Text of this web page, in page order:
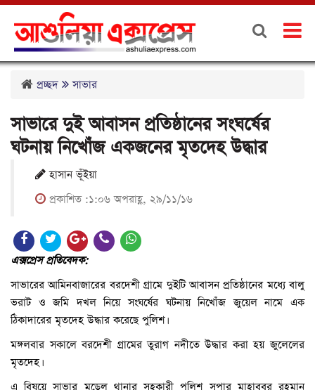
প্রচ্ছদ সাভার
সাভারে দুই আবাসন প্রতিষ্ঠানের সংঘর্ষের
ঘটনায় নিখোঁজ একজনের মৃতদেহ উদ্ধার
হাসান ভূঁইয়া
প্রকাশিত :১:০৬ অপরাহ্ণ, ২৯/১১/১৬
এক্সপ্রেস প্রতিবেদক:
সাভারের আমিনবাজারের বরদেশী গ্রামে দুইটি আবাসন প্রতিষ্ঠানের মধ্যে বালু
ভরাট ও জমি দখল নিয়ে সংঘর্ষের ঘটনায় নিখোঁজ জুয়েল নামে এক
ঠিকাদারের মৃতদেহ উদ্ধার করেছে পুলিশ।
মঙ্গলবার সকালে বরদেশী গ্রামের তুরাগ নদীতে উদ্ধার করা হয় জুলেলের
মৃতদেহ।
এ বিষয়ে সাভার মডেল থানার সহকারী পুলিশ সুপার মাহাবুবুর রহমান